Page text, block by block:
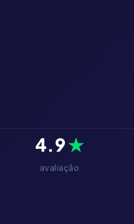
4.9★
avaliação